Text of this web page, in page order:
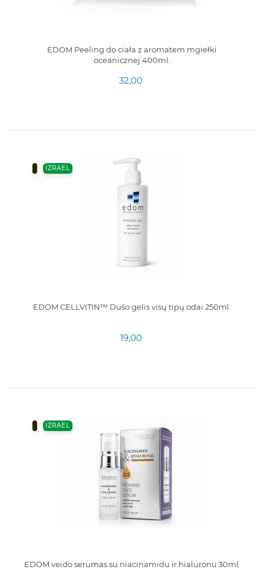
EDOM Peeling do ciała z aromatem mgiełki
oceanicznej 400ml.
32,00
IZRAEL
EDOM CELLVITIN™ Dušo gelis visų tipų odai 250ml.
19,00
IZRAEL
EDOM veido serumas su niacinamidu ir hialuronu 30ml.